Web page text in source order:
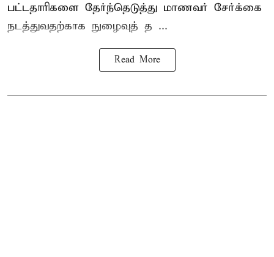
பட்டதாரிகளை தேர்ந்தெடுத்து மாணவர் சேர்க்கை
நடத்துவதற்காக நுழைவுத் த ...
Read More